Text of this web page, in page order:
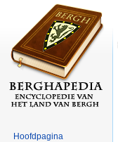
Hoofdpagina